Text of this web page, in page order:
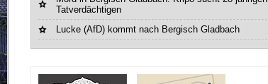
Tatverdächtigen
Lucke (AfD) kommt nach Bergisch Gladbach